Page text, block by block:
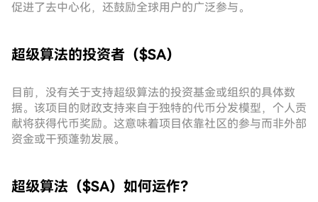
促进了去中心化，还鼓励全球用户的广泛参与。
超级算法的投资者（$SA）
目前，没有关于支持超级算法的投资基金或组织的具体数
据。该项目的财政支持来自于独特的代币分发模型，个人贡
献将获得代币奖励。这意味着项目依靠社区的参与而非外部
资金或干预蓬勃发展。
超级算法（$SA）如何运作？